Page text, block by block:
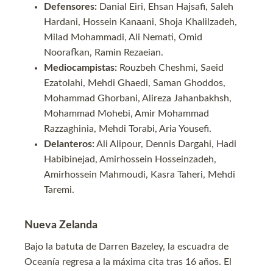
Defensores: Danial Eiri, Ehsan Hajsafi, Saleh
Hardani, Hossein Kanaani, Shoja Khalilzadeh,
Milad Mohammadi, Ali Nemati, Omid
Noorafkan, Ramin Rezaeian.
Mediocampistas: Rouzbeh Cheshmi, Saeid
Ezatolahi, Mehdi Ghaedi, Saman Ghoddos,
Mohammad Ghorbani, Alireza Jahanbakhsh,
Mohammad Mohebi, Amir Mohammad
Razzaghinia, Mehdi Torabi, Aria Yousefi.
Delanteros:Ali Alipour, Dennis Dargahi, Hadi
Habibinejad, Amirhossein Hosseinzadeh,
Amirhossein Mahmoudi, Kasra Taheri, Mehdi
Taremi.
Nueva Zelanda
Bajo la batuta de Darren Bazeley, la escuadra de
Oceanía regresa a la máxima cita tras 16 años. El